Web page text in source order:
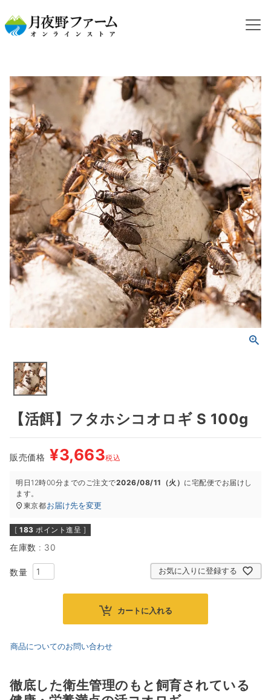
【活餌】フタホシコオロギ S 100g
【活餌】フタホシコオロギ S 100g
販売価格 ¥3,663税込
明日 12時00分までのご注文で2026/08/11（火） に宅配便でお届けし
ます。
東京都お届け先を変更
[ 183 ポイント進呈 ]
在庫数 30
お気に入りに登録する
カートに入れる
商品についてのお問い合わせ
徹底した衛生管理のもと飼育されている